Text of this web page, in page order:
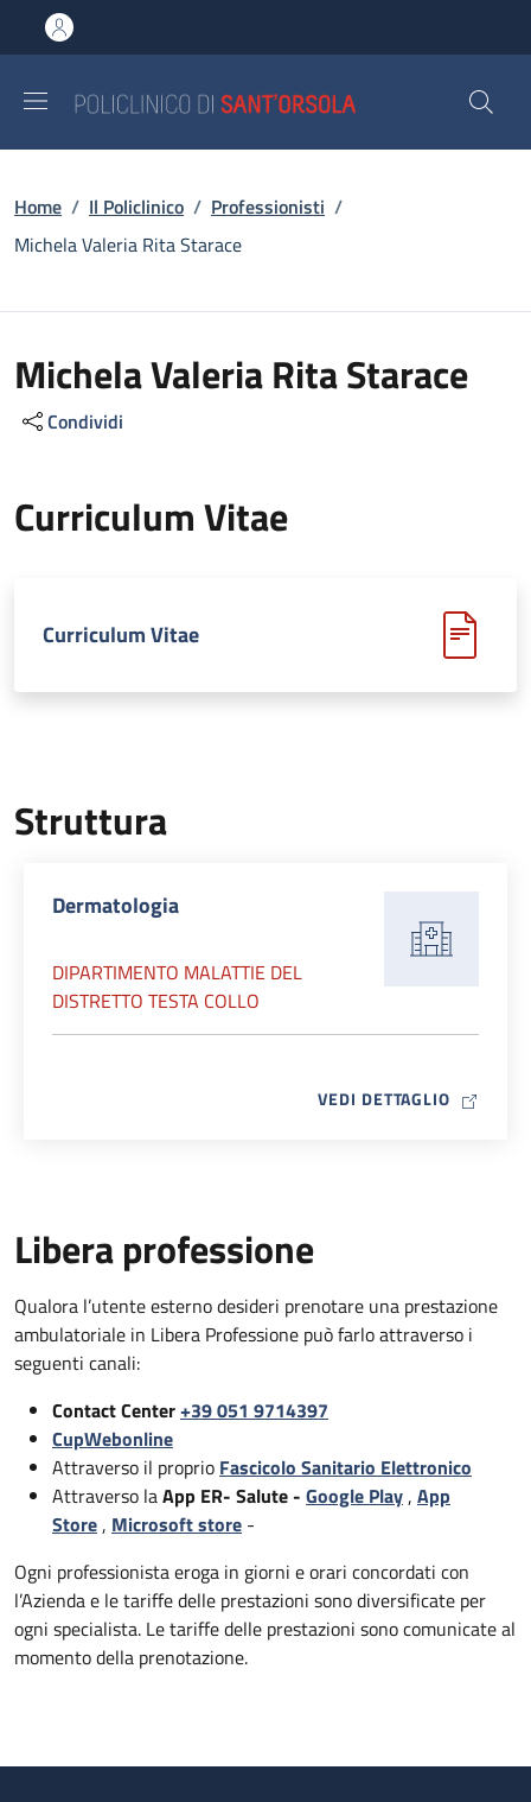
al contenuto principale
to footer content
Briciole di pane
Home / Il Policlinico / Professionisti /
Michela Valeria Rita Starace
Michela Valeria Rita Starace
Condividi
Curriculum Vitae
Curriculum Vitae
Struttura
Dermatologia
DIPARTIMENTO MALATTIE DEL
DISTRETTO TESTA COLLO
VEDI DETTAGLIO MAP ICON
Libera professione
Qualora l’utente esterno desideri prenotare una prestazione
ambulatoriale in Libera Professione può farlo attraverso i
seguenti canali:
Contact Center+39 051 9714397
CupWebonline
Attraverso il proprio Fascicolo Sanitario Elettronico
Attraverso laApp ER- Salute - Google Play, App
Store, Microsoft store -
Ogni professionista eroga in giorni e orari concordati con
l’Azienda e le tariffe delle prestazioni sono diversificate per
ogni specialista. Le tariffe delle prestazioni sono comunicate al
momento della prenotazione.